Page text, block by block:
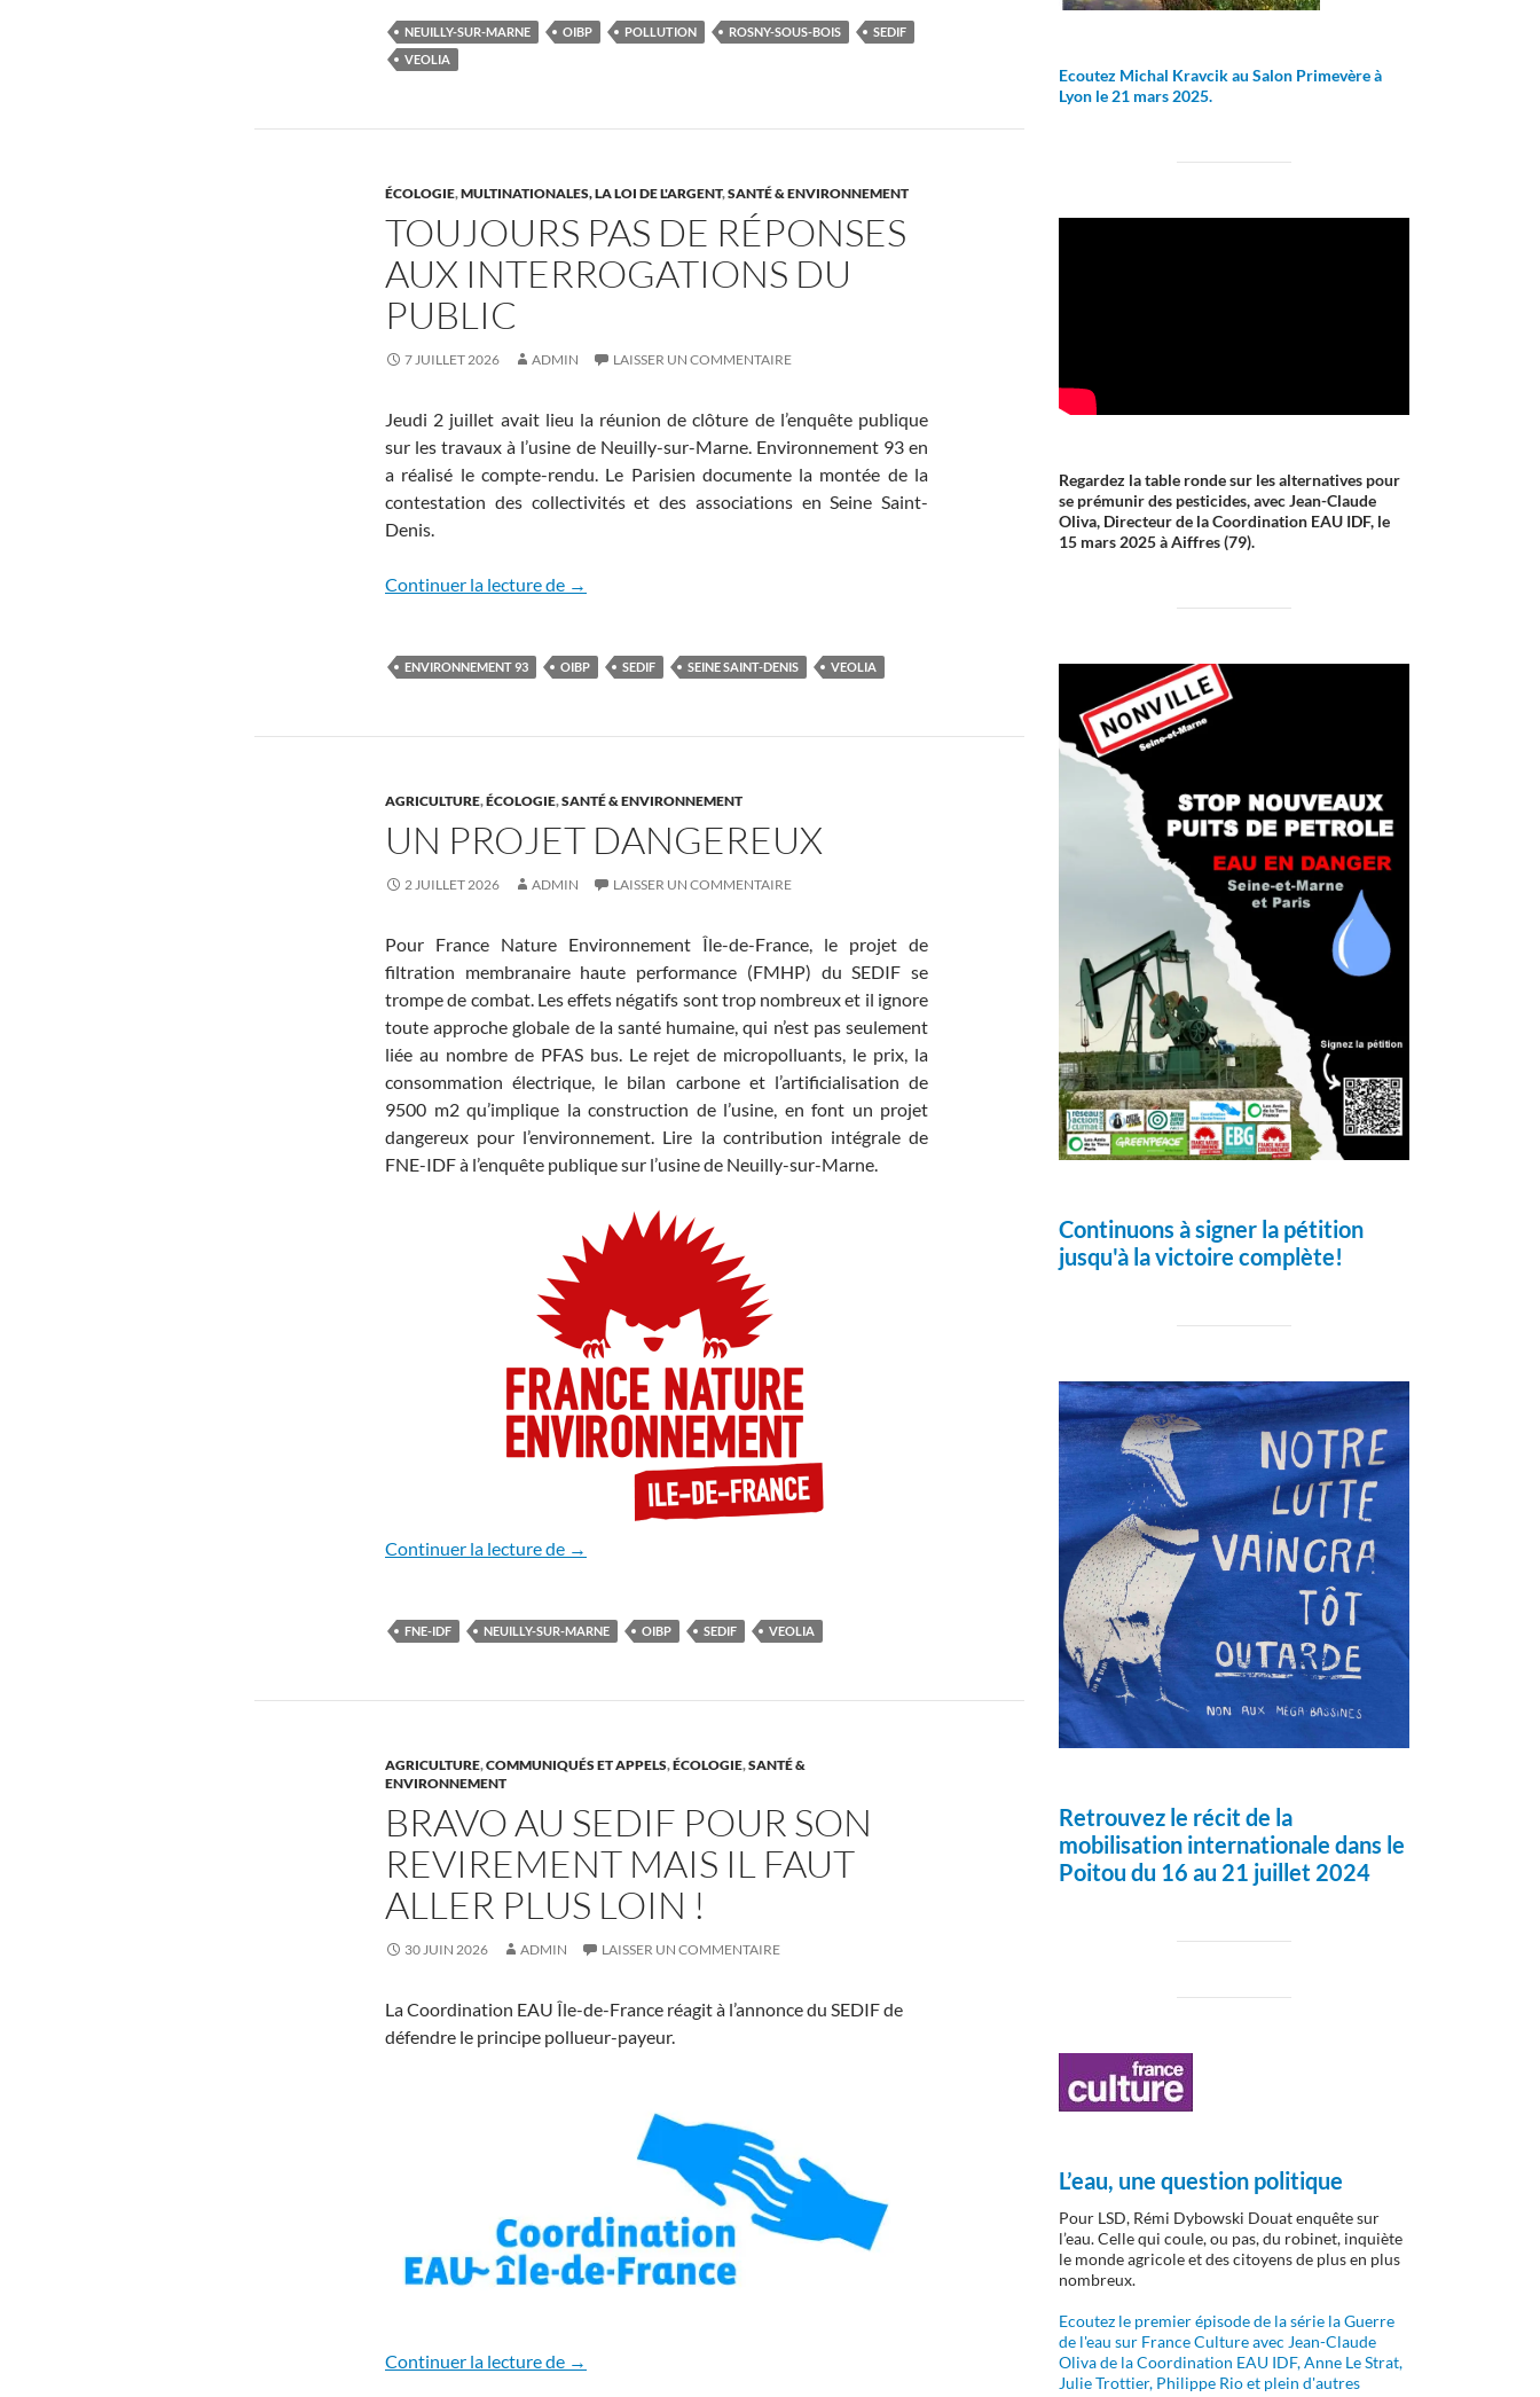
NEUILLY-SUR-MARNE OIBP POLLUTION ROSNY-SOUS-BOIS
SEDIF
VEOLIA
ÉCOLOGIE,MULTINATIONALES, LA LOI DE L'ARGENT,SANTÉ & ENVIRONNEMENT
TOUJOURS PAS DE RÉPONSES
AUX INTERROGATIONS DU
PUBLIC
7 JUILLET 2026 ADMIN LAISSER UN COMMENTAIRE
Jeudi 2 juillet avait lieu la réunion de clôture de l’enquête publique
sur les travaux à l’usine de Neuilly-sur-Marne. Environnement 93 en
a réalisé le compte-rendu. Le Parisien documente la montée de la
contestation des collectivités et des associations en Seine Saint-
Denis.
Continuer la lecture de Toujours pas de réponses aux interrogations du public
→
ENVIRONNEMENT 93 OIBP SEDIF SEINE SAINT-DENIS VEOLIA
AGRICULTURE,ÉCOLOGIE,SANTÉ & ENVIRONNEMENT
UN PROJET DANGEREUX
2 JUILLET 2026 ADMIN LAISSER UN COMMENTAIRE
Pour France Nature Environnement Île-de-France, le projet de
filtration membranaire haute performance (FMHP) du SEDIF se
trompe de combat. Les effets négatifs sont trop nombreux et il ignore
toute approche globale de la santé humaine, qui n’est pas seulement
liée au nombre de PFAS bus. Le rejet de micropolluants, le prix, la
consommation électrique, le bilan carbone et l’artificialisation de
9500 m2 qu’implique la construction de l’usine, en font un projet
dangereux pour l’environnement. Lire la contribution intégrale de
FNE-IDF à l’enquête publique sur l’usine de Neuilly-sur-Marne.
Continuer la lecture de Un projet dangereux
→
FNE-IDF NEUILLY-SUR-MARNE OIBP SEDIF VEOLIA
AGRICULTURE,COMMUNIQUÉS ET APPELS,ÉCOLOGIE,SANTÉ &
ENVIRONNEMENT
BRAVO AU SEDIF POUR SON
REVIREMENT MAIS IL FAUT
ALLER PLUS LOIN !
30 JUIN 2026 ADMIN LAISSER UN COMMENTAIRE
La Coordination EAU Île-de-France réagit à l’annonce du SEDIF de
défendre le principe pollueur-payeur.
Continuer la lecture de Bravo au SEDIF pour son revirement mais il faut aller plus loin !
→
Ecoutez Michal Kravcik au Salon Primevère à
Lyon le 21 mars 2025.
Regardez la table ronde sur les alternatives pour
se prémunir des pesticides, avec Jean-Claude
Oliva, Directeur de la Coordination EAU IDF, le
15 mars 2025 à Aiffres (79).
Continuons à signer la pétition
jusqu'à la victoire complète!
Retrouvez le récit de la
mobilisation internationale dans le
Poitou du 16 au 21 juillet 2024
L’eau, une question politique
Pour LSD, Rémi Dybowski Douat enquête sur
l’eau. Celle qui coule, ou pas, du robinet, inquiète
le monde agricole et des citoyens de plus en plus
nombreux.
Ecoutez le premier épisode de la série la Guerre
de l'eau sur France Culture avec Jean-Claude
Oliva de la Coordination EAU IDF, Anne Le Strat,
Julie Trottier, Philippe Rio et plein d'autres